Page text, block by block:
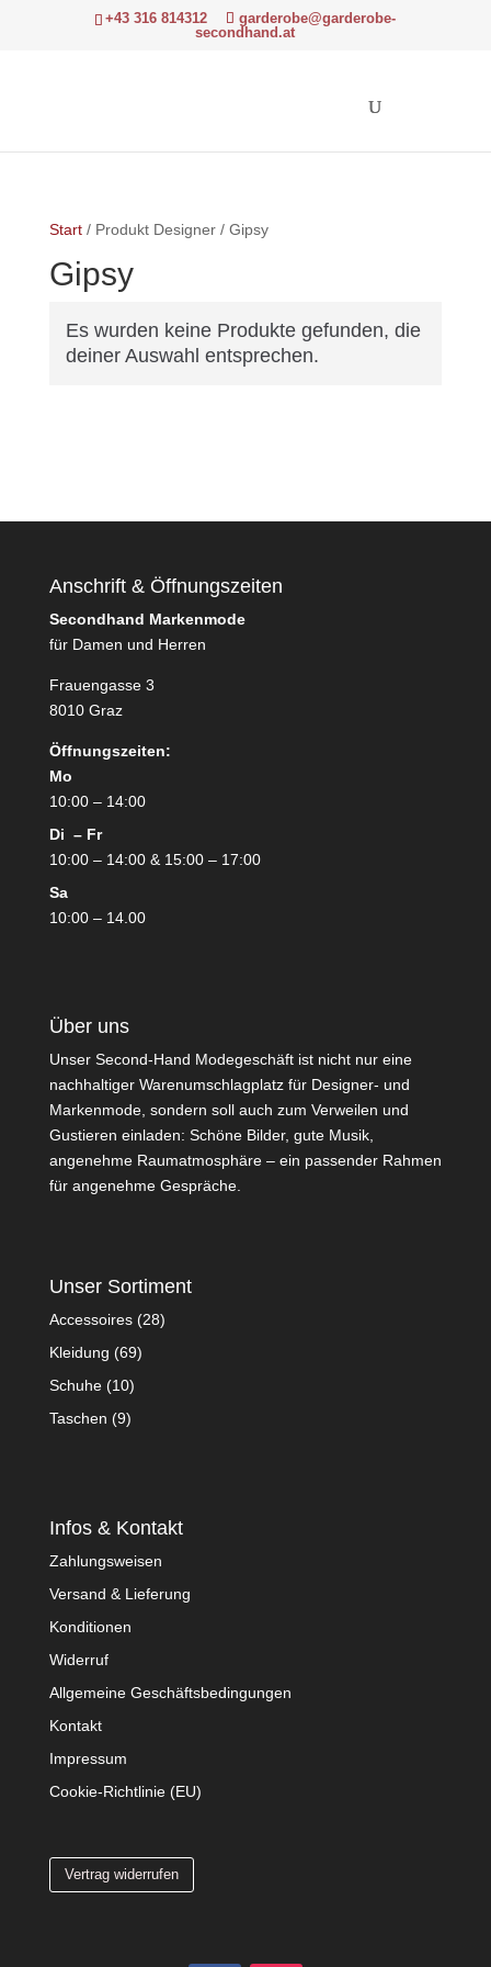
+43 316 814312
garderobe@garderobe-
secondhand.at
Start/ Produkt Designer / Gipsy
Gipsy
Es wurden keine Produkte gefunden, die
deiner Auswahl entsprechen.
Anschrift & Öffnungszeiten
Secondhand Markenmode
für Damen und Herren
Frauengasse 3
8010 Graz
Öffnungszeiten:
Mo
10:00 – 14:00
Di – Fr
10:00 – 14:00 & 15:00 – 17:00
Sa
10:00 – 14.00
Über uns
Unser Second-Hand Modegeschäft ist nicht nur eine
nachhaltiger Warenumschlagplatz für Designer- und
Markenmode, sondern soll auch zum Verweilen und
Gustieren einladen: Schöne Bilder, gute Musik,
angenehme Raumatmosphäre – ein passender Rahmen
für angenehme Gespräche.
Unser Sortiment
Accessoires (28)
Kleidung (69)
Schuhe (10)
Taschen (9)
Infos & Kontakt
Zahlungsweisen
Versand & Lieferung
Konditionen
Widerruf
Allgemeine Geschäftsbedingungen
Kontakt
Impressum
Cookie-Richtlinie (EU)
Vertrag widerrufen